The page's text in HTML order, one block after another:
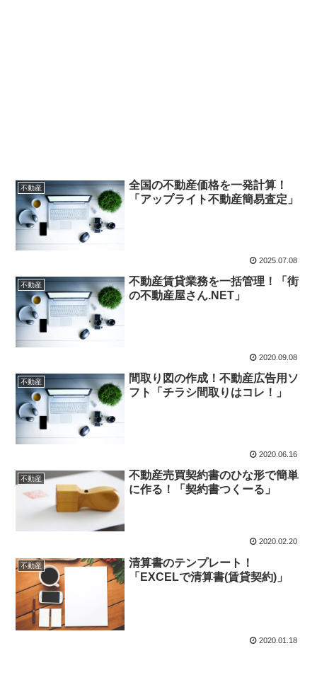
不動産
全国の不動産価格を一発計算！
「アップライト不動産簡易査定」
2025.07.08
不動産
不動産賃貸業務を一括管理！「街
の不動産屋さん.NET」
2020.09.08
不動産
間取り図の作成！不動産広告用ソ
フト「チラシ間取りはコレ！」
2020.06.16
不動産
不動産売買契約書のひな形で簡単
に作る！「契約書つくーる」
2020.02.20
不動産
清算書のテンプレート！
「EXCELで清算書(賃貸契約)」
2020.01.18